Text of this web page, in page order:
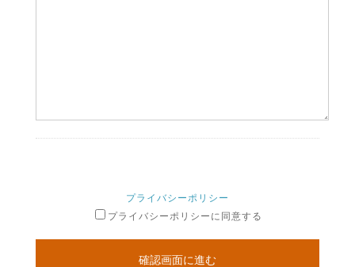
プライバシーポリシー
プライバシーポリシーに同意する
確認画面に進む